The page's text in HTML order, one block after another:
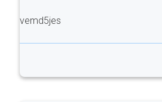
vemd5jes